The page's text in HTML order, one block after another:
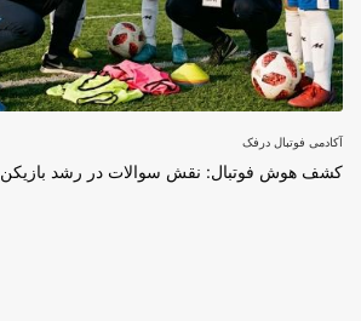
آکادمی فوتبال درفک
کشف هوش فوتبال: نقش سوالات در رشد بازیکن